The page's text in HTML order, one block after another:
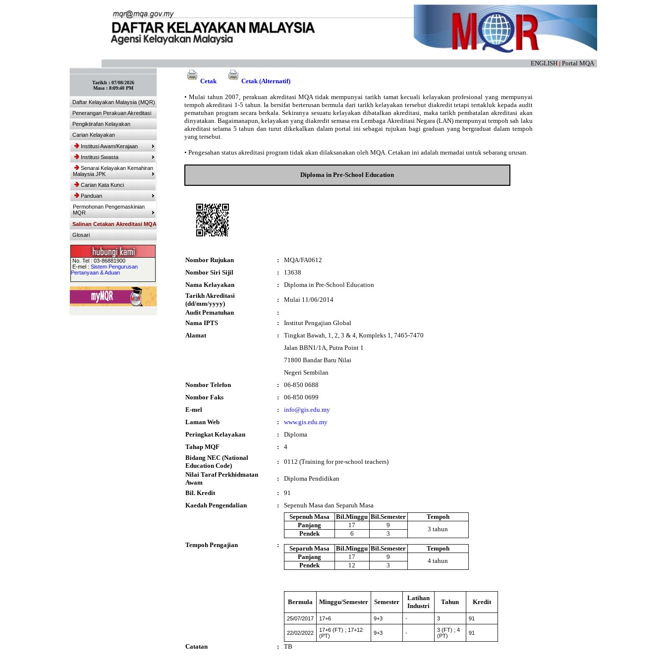
ENGLISH | Portal MQA
Tarikh : 07/08/2026
Masa : 8:09:40 PM
Daftar Kelayakan Malaysia (MQR)
Penerangan Perakuan Akreditasi
Pengiktirafan Kelayakan
Carian Kelayakan
Institusi Awam/Kerajaan
Institusi Swasta
Senarai Kelayakan Kemahiran
Malaysia JPK
Carian Kata Kunci
Panduan
Permohonan Pengemaskinian
MQR
Salinan Cetakan Akreditasi MQA
Glosari
No. Tel : 03-86881900
E-mel : Sistem Pengurusan
Pertanyaan & Aduan
Cetak Cetak (Alternatif)
• Mulai tahun 2007, perakuan akreditasi MQA tidak mempunyai tarikh tamat kecuali kelayakan profesional yang mempunyai
tempoh akreditasi 1-5 tahun. Ia bersifat berterusan bermula dari tarikh kelayakan tersebut diakredit tetapi tertakluk kepada audit
pematuhan program secara berkala. Sekiranya sesuatu kelayakan dibatalkan akreditasi, maka tarikh pembatalan akreditasi akan
dinyatakan. Bagaimanapun, kelayakan yang diakredit semasa era Lembaga Akreditasi Negara (LAN) mempunyai tempoh sah laku
akreditasi selama 5 tahun dan turut dikekalkan dalam portal ini sebagai rujukan bagi graduan yang bergraduat dalam tempoh
yang tersebut.
• Pengesahan status akreditasi program tidak akan dilaksanakan oleh MQA. Cetakan ini adalah memadai untuk sebarang urusan.
Diploma in Pre-School Education
Nombor Rujukan :
MQA/FA0612
Nombor Siri Sijil
:
13638
Nama Kelayakan
:
Diploma in Pre-School Education
Tarikh Akreditasi
(dd/mm/yyyy)
:
Mulai 11/06/2014
Audit Pematuhan
:
Nama IPTS
:
Institut Pengajian Global
Alamat
:
Tingkat Bawah, 1, 2, 3 & 4, Kompleks 1, 7465-7470
Jalan BBN1/1A, Putra Point 1
71800 Bandar Baru Nilai
Negeri Sembilan
Nombor Telefon
:
06-850 0688
Nombor Faks
:
06-850 0699
E-mel
:
info@gis.edu.my
Laman Web
:
www.gis.edu.my
Peringkat Kelayakan
:
Diploma
Tahap MQF
:
4
Bidang NEC (National
Education Code)
:
0112 (Training for pre-school teachers)
Nilai Taraf Perkhidmatan
Awam
:
Diploma Pendidikan
Bil. Kredit
:
91
Kaedah Pengendalian
: Sepenuh Masa dan Separuh Masa
Tempoh Pengajian :
Sepenuh Masa Bil.Minggu Bil.Semester
Tempoh
Panjang
17 9
3 tahun
Pendek 6
3
Separuh Masa
Bil.Minggu Bil.Semester
Tempoh
Panjang
17 9
4 tahun
Pendek 12 3
Bermula Minggu/Semester Semester
Latihan
Industri
Tahun Kredit
25/07/2017 17+6 9+3 - 3 91
22/02/2022
17+6 (FT) ; 17+12
(PT)
9+3 -
3 (FT) ; 4
(PT)
91
Catatan : TB